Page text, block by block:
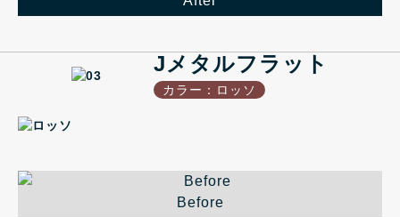
Jメタルフラット
カラー：ロッソ
Before